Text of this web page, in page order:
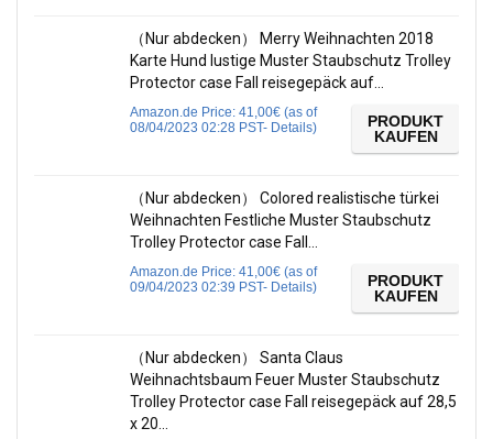
（Nur abdecken） Merry Weihnachten 2018
Karte Hund lustige Muster Staubschutz Trolley
Protector case Fall reisegepäck auf…
Amazon.de Price: 41,00€ (as of
08/04/2023 02:28 PST- Details)
PRODUKT
KAUFEN
（Nur abdecken） Colored realistische türkei
Weihnachten Festliche Muster Staubschutz
Trolley Protector case Fall…
Amazon.de Price: 41,00€ (as of
09/04/2023 02:39 PST- Details)
PRODUKT
KAUFEN
（Nur abdecken） Santa Claus
Weihnachtsbaum Feuer Muster Staubschutz
Trolley Protector case Fall reisegepäck auf 28,5
x 20…